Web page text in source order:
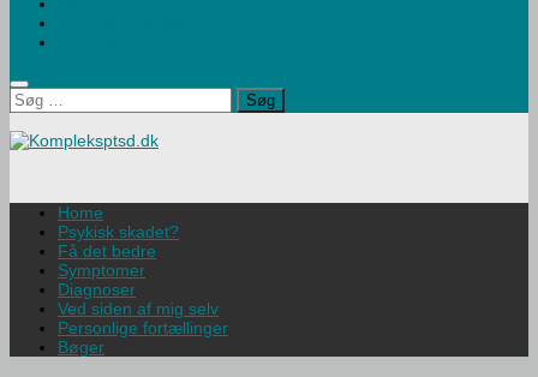
Søg
efter:
Home
Psykisk skadet?
Få det bedre
Symptomer
Diagnoser
Ved siden af mig selv
Personlige fortællinger
Bøger